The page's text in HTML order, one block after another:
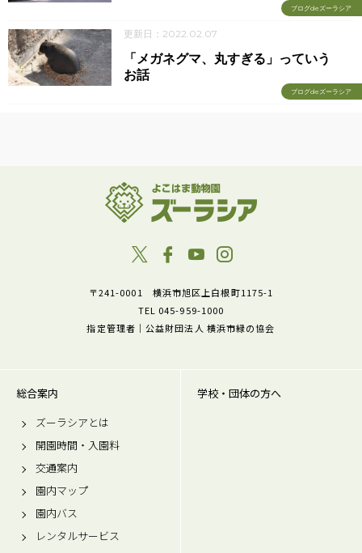
ブログdeズーラシア
更新日：2022.02.07
ブログdeズーラシア
「メガネグマ、丸すぎる」っていう
お話
〒241-0001 横浜市旭区上白根町1175-1
TEL 045-959-1000
指定管理者｜公益財団法人 横浜市緑の協会
総合案内
ズーラシアとは
開園時間・入園料
交通案内
園内マップ
園内バス
レンタルサービス
学校・団体の方へ